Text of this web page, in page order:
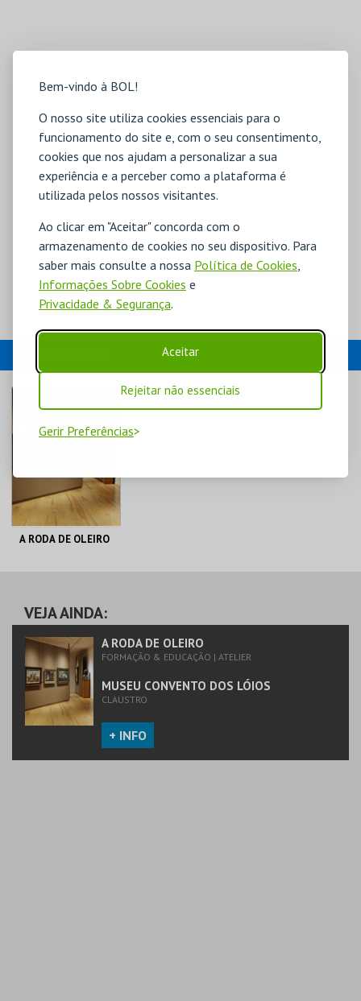
Bem-vindo à BOL!
O nosso site utiliza cookies essenciais para o
funcionamento do site e, com o seu consentimento,
cookies que nos ajudam a personalizar a sua
experiência e a perceber como a plataforma é
utilizada pelos nossos visitantes.
Ao clicar em "Aceitar" concorda com o
armazenamento de cookies no seu dispositivo. Para
saber mais consulte a nossa Política de Cookies
Informações Sobre Cookies e
Privacidade & Segurança.
Aceitar
Rejeitar não essenciais
Gerir Preferências
A RODA DE OLEIRO
DOS LÓIOS
MAIS INFO
COMPRAR
VEJA AINDA:
A RODA DE OLEIRO
FORMAÇÃO & EDUCAÇÃO | ATELIER
MUSEU CONVENTO DOS LÓIOS
CLAUSTRO
+ INFO